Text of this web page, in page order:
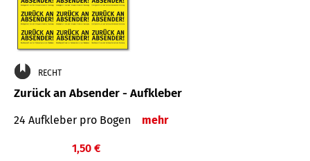
RECHT
Zurück an Absender - Aufkleber
24 Aufkleber pro Bogen mehr
1,50 €